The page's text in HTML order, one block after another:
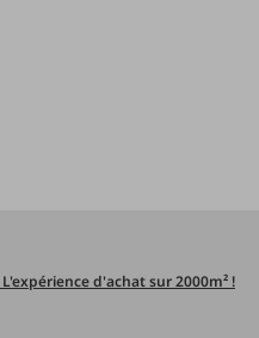
d'achat sur 2000m² !